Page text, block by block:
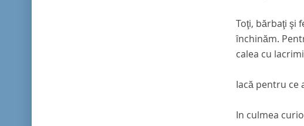
Toţi, bărbaţi şi
închinăm.
calea cu
Iacă pentru ce
In culmea